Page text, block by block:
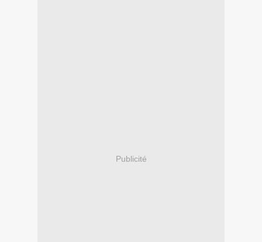
Publicité